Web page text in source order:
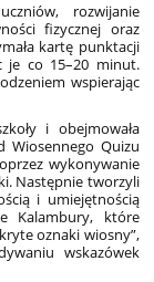
rozwijanie
fizycznej oraz
kartę punktacji
je co 15–20 minut.
wspierając
i obejmowała
Wiosennego Quizu
wykonywanie
Następnie tworzyli
i umiejętnością
Kalambury, które
oznaki wiosny”,
wskazówek